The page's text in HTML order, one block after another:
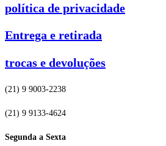
política de privacidade
Entrega e retirada
trocas e devoluções
(21) 9 9003-2238
(21) 9 9133-4624
Segunda a Sexta